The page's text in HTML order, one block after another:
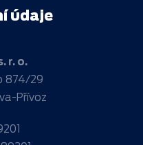
údaje
r. o.
874/29
Přívoz